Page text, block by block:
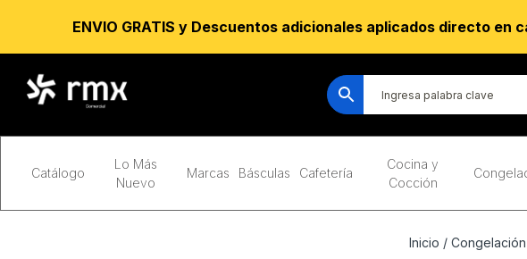
Catálogo
Lo Más
Nuevo
Marcas Básculas Cafetería
Cocina y
Cocción
Inicio / Congelación
ENVIO GRATIS y Descuentos adicionales aplicados directo